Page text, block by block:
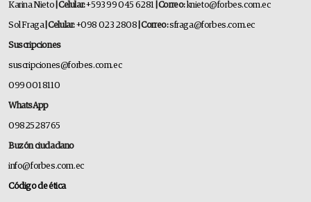
Karina Nieto | Celular:+593 99 045 6281 | Correo:knieto@forbes.com.ec
Sol Fraga| Celular:+098 023 2808 | Correo:sfraga@forbes.com.ec
Suscripciones
suscripciones@forbes.com.ec
099 001 8110
WhatsApp
0982528765
Buzón ciudadano
info@forbes.com.ec
Código de ética